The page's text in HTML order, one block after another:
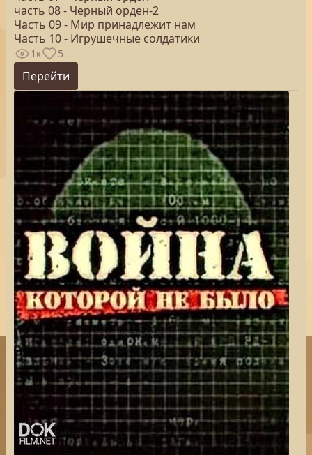
часть 08 - Черный орден-2
Часть 09 - Мир принадлежит нам
Часть 10 - Игрушечные солдатики
1к 5
Перейти